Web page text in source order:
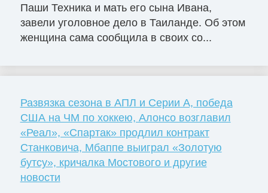
Паши Техника и мать его сына Ивана,
завели уголовное дело в Таиланде. Об этом
женщина сама сообщила в своих со...
Развязка сезона в АПЛ и Серии А, победа
США на ЧМ по хоккею, Алонсо возглавил
«Реал», «Спартак» продлил контракт
Станковича, Мбаппе выиграл «Золотую
бутсу», кричалка Мостового и другие
новости